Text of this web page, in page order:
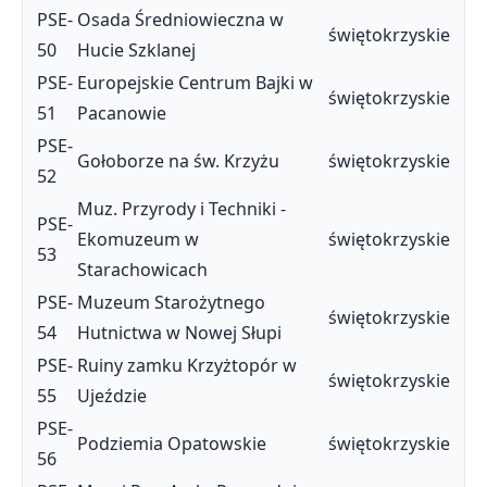
PSE-
50
Osada Średniowieczna w
Hucie Szklanej
świętokrzyskie
PSE-
51
Europejskie Centrum Bajki w
Pacanowie
świętokrzyskie
PSE-
52
Gołoborze na św. Krzyżu świętokrzyskie
PSE-
53
Muz. Przyrody i Techniki -
Ekomuzeum w
Starachowicach
świętokrzyskie
PSE-
54
Muzeum Starożytnego
Hutnictwa w Nowej Słupi
świętokrzyskie
PSE-
55
Ruiny zamku Krzyżtopór w
Ujeździe
świętokrzyskie
PSE-
56
Podziemia Opatowskie
świętokrzyskie